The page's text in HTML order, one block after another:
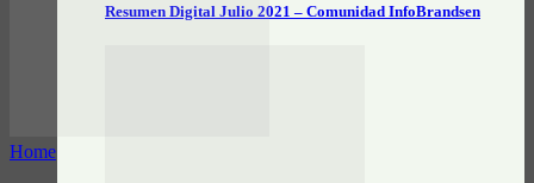
Resumen Digital Julio 2021 – Comunidad InfoBrandsen
Home